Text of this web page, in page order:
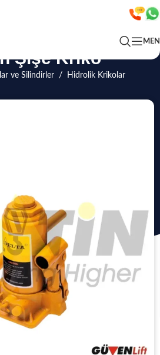
Şişe Kriko
ve Silindirler / Hidrolik Krikolar